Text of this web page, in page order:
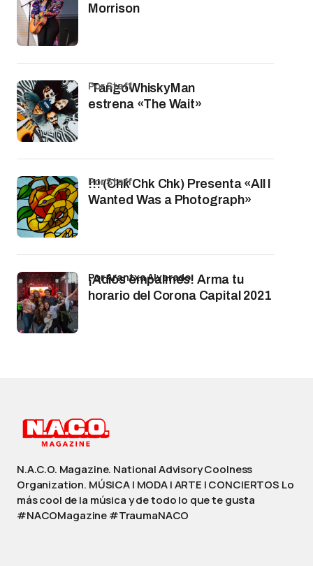
Morrison
TangoWhiskyMan
estrena «The Wait»
por Staff
!!! (Chk Chk Chk) Presenta «All I
Wanted Was a Photograph»
por Staff
¡Adiós empalmes! Arma tu
horario del Corona Capital 2021
por Arantxa Alvarado
N.A.C.O. Magazine. National Advisory Coolness
Organization. MÚSICA | MODA | ARTE | CONCIERTOS Lo
más cool de la música y de todo lo que te gusta
#NACOMagazine #TraumaNACO